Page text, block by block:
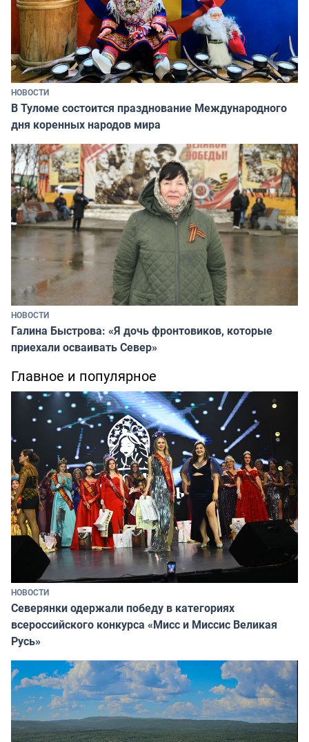
НОВОСТИ
В Туломе состоится празднование Международного
дня коренных народов мира
НОВОСТИ
Галина Быстрова: «Я дочь фронтовиков, которые
приехали осваивать Север»
Главное и популярное
НОВОСТИ
Северянки одержали победу в категориях
всероссийского конкурса «Мисс и Миссис Великая
Русь»